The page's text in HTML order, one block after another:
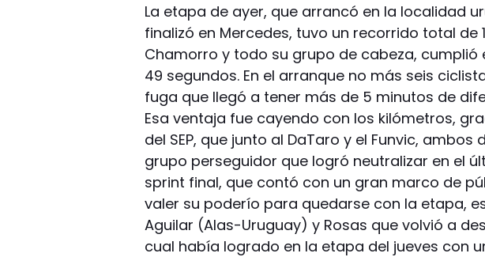
La etapa de ayer, que arrancó en la localidad
finalizó en Mercedes, tuvo un recorrido total de
Chamorro y todo su grupo de cabeza, cumplió
49 segundos. En el arranque no más seis
fuga que llegó a tener más de 5 minutos de
Esa ventaja fue cayendo con los kilómetros,
del SEP, que junto al DaTaro y el Funvic, ambos
grupo perseguidor que logró neutralizar en el
sprint final, que contó con un gran marco de
valer su poderío para quedarse con la etapa,
Aguilar (Alas-Uruguay) y Rosas que volvió a
cual había logrado en la etapa del jueves con